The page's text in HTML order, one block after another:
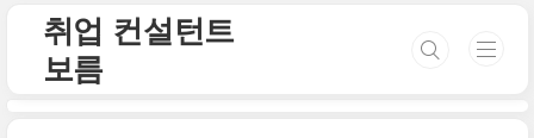
취업 컨설턴트
보름